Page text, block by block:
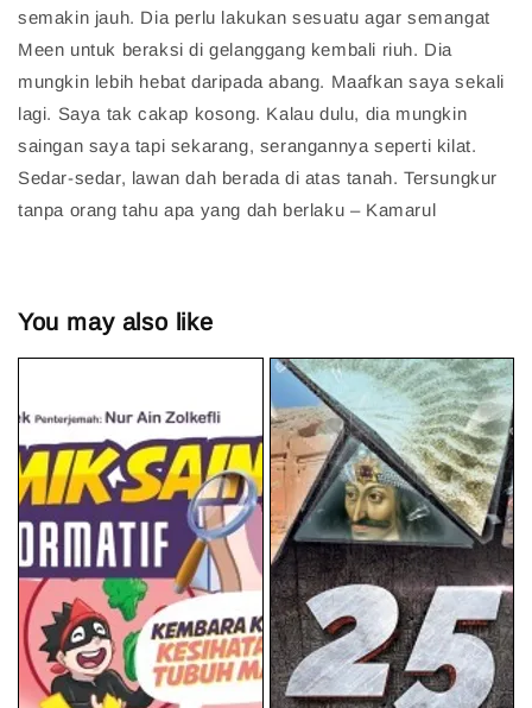
semakin jauh. Dia perlu lakukan sesuatu agar semangat
Meen untuk beraksi di gelanggang kembali riuh. Dia
mungkin lebih hebat daripada abang. Maafkan saya sekali
lagi. Saya tak cakap kosong. Kalau dulu, dia mungkin
saingan saya tapi sekarang, serangannya seperti kilat.
Sedar-sedar, lawan dah berada di atas tanah. Tersungkur
tanpa orang tahu apa yang dah berlaku – Kamarul
You may also like